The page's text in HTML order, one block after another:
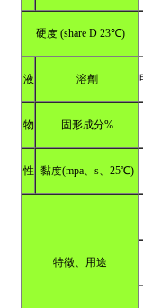
硬度 (share D 23℃)
液 溶劑
物 固形成分%
性 黏度(mpa、s、25℃)
特徵、用途